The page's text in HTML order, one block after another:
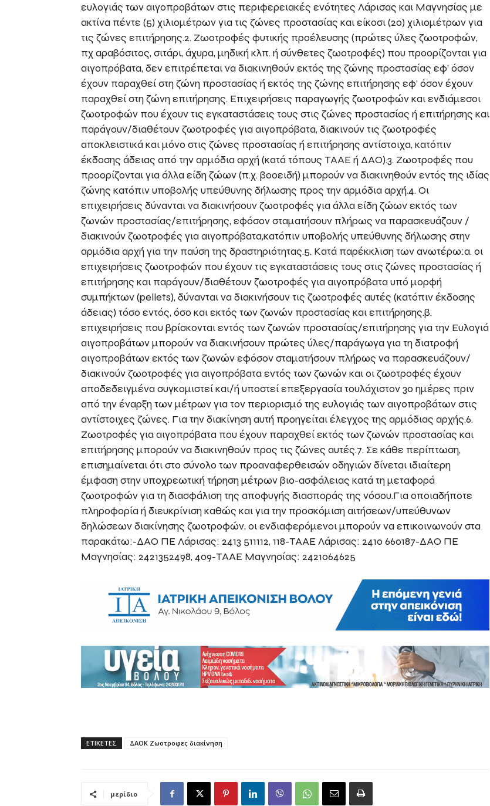
ευλογιάς των αιγοπροβάτων στις περιφερειακές ενότητες Λάρισας και Μαγνησίας με
ακτίνα πέντε (5) χιλιομέτρων για τις ζώνες προστασίας και είκοσι (20) χιλιομέτρων για
τις ζώνες επιτήρησης.2. Ζωοτροφές φυτικής προέλευσης (πρώτες ύλες ζωοτροφών,
πχ αραβόσιτος, σιτάρι, άχυρα, μηδική κλπ. ή σύνθετες ζωοτροφές) που προορίζονται για
αιγοπρόβατα, δεν επιτρέπεται να διακινηθούν εκτός της ζώνης προστασίας εφ’ όσον
έχουν παραχθεί στη ζώνη προστασίας ή εκτός της ζώνης επιτήρησης εφ’ όσον έχουν
παραχθεί στη ζώνη επιτήρησης. Επιχειρήσεις παραγωγής ζωοτροφών και ενδιάμεσοι
ζωοτροφών που έχουν τις εγκαταστάσεις τους στις ζώνες προστασίας ή επιτήρησης και
παράγουν/διαθέτουν ζωοτροφές για αιγοπρόβατα, διακινούν τις ζωοτροφές
αποκλειστικά και μόνο στις ζώνες προστασίας ή επιτήρησης αντίστοιχα, κατόπιν
έκδοσης άδειας από την αρμόδια αρχή (κατά τόπους ΤΑΑΕ ή ΔΑΟ).3. Ζωοτροφές που
προορίζονται για άλλα είδη ζώων (π.χ. βοοειδή) μπορούν να διακινηθούν εντός της ιδίας
ζώνης κατόπιν υποβολής υπεύθυνης δήλωσης προς την αρμόδια αρχή.4. Οι
επιχειρήσεις δύνανται να διακινήσουν ζωοτροφές για άλλα είδη ζώων εκτός των
ζωνών προστασίας/επιτήρησης, εφόσον σταματήσουν πλήρως να παρασκευάζουν /
διακινούν ζωοτροφές για αιγοπρόβατα,κατόπιν υποβολής υπεύθυνης δήλωσης στην
αρμόδια αρχή για την παύση της δραστηριότητας.5. Κατά παρέκκλιση των ανωτέρω:α. οι
επιχειρήσεις ζωοτροφών που έχουν τις εγκαταστάσεις τους στις ζώνες προστασίας ή
επιτήρησης και παράγουν/διαθέτουν ζωοτροφές για αιγοπρόβατα υπό μορφή
συμπήκτων (pellets), δύνανται να διακινήσουν τις ζωοτροφές αυτές (κατόπιν έκδοσης
άδειας) τόσο εντός, όσο και εκτός των ζωνών προστασίας και επιτήρησης.β.
επιχειρήσεις που βρίσκονται εντός των ζωνών προστασίας/επιτήρησης για την Ευλογιά
αιγοπροβάτων μπορούν να διακινήσουν πρώτες ύλες/παράγωγα για τη διατροφή
αιγοπροβάτων εκτός των ζωνών εφόσον σταματήσουν πλήρως να παρασκευάζουν/
διακινούν ζωοτροφές για αιγοπρόβατα εντός των ζωνών και οι ζωοτροφές έχουν
αποδεδειγμένα συγκομιστεί και/ή υποστεί επεξεργασία τουλάχιστον 30 ημέρες πριν
από την έναρξη των μέτρων για τον περιορισμό της ευλογιάς των αιγοπροβάτων στις
αντίστοιχες ζώνες. Για την διακίνηση αυτή προηγείται έλεγχος της αρμόδιας αρχής.6.
Ζωοτροφές για αιγοπρόβατα που έχουν παραχθεί εκτός των ζωνών προστασίας και
επιτήρησης μπορούν να διακινηθούν προς τις ζώνες αυτές.7. Σε κάθε περίπτωση,
επισημαίνεται ότι στο σύνολο των προαναφερθεισών οδηγιών δίνεται ιδιαίτερη
έμφαση στην υποχρεωτική τήρηση μέτρων βιο-ασφάλειας κατά τη μεταφορά
ζωοτροφών για τη διασφάλιση της αποφυγής διασποράς της νόσου.Για οποιαδήποτε
πληροφορία ή διευκρίνιση καθώς και για την προσκόμιση αιτήσεων/υπεύθυνων
δηλώσεων διακίνησης ζωοτροφών, οι ενδιαφερόμενοι μπορούν να επικοινωνούν στα
παρακάτω:-ΔΑΟ ΠΕ Λάρισας: 2413 511112, 118-ΤΑΑΕ Λάρισας: 2410 660187-ΔΑΟ ΠΕ
Μαγνησίας: 2421352498, 409-ΤΑΑΕ Μαγνησίας: 2421064625
ΕΤΙΚΕΤΕΣ ΔΑΟΚ Ζωοτροφες διακίνηση
μερίδιο